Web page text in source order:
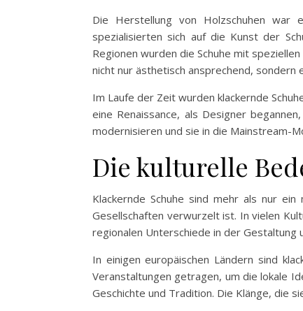
Die Herstellung von Holzschuhen war
spezialisierten sich auf die Kunst der
Regionen wurden die Schuhe mit
nicht nur ästhetisch ansprechend, sondern
Im Laufe der Zeit wurden klackernde
eine Renaissance, als Designer
modernisieren und sie in die Mainstream-
Die kulturelle
Klackernde Schuhe sind mehr als nur
Gesellschaften verwurzelt ist. In vielen
regionalen Unterschiede in der Gestaltung
In einigen europäischen Ländern sind
Veranstaltungen getragen, um die lokale
Geschichte und Tradition. Die Klänge, die